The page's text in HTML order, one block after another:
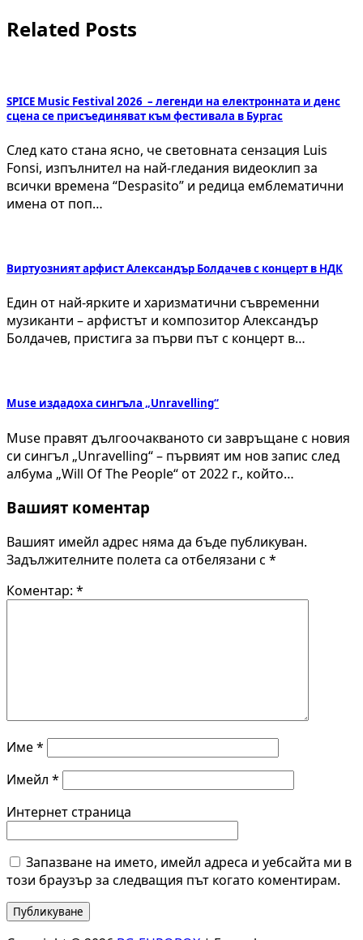
Related Posts
SPICE Music Festival 2026 – легенди на електронната и денс
сцена се присъединяват към фестивала в Бургас
След като стана ясно, че световната сензация Luis
Fonsi, изпълнител на най-гледания видеоклип за
всички времена “Despasito” и редица емблематични
имена от поп…
Виртуозният арфист Александър Болдачев с концерт в НДК
Един от най-ярките и харизматични съвременни
музиканти – арфистът и композитор Александър
Болдачев, пристига за първи път с концерт в…
Muse издадоха сингъла „Unravelling“
Muse правят дългоочакваното си завръщане с новия
си сингъл „Unravelling“ – първият им нов запис след
албума „Will Of The People“ от 2022 г., който…
Вашият коментар
Вашият имейл адрес няма да бъде публикуван.
Задължителните полета са отбелязани с *
Коментар: *
Име*
Имейл *
Интернет страница
Запазване на името, имейл адреса и уебсайта ми в
този браузър за следващия път когато коментирам.